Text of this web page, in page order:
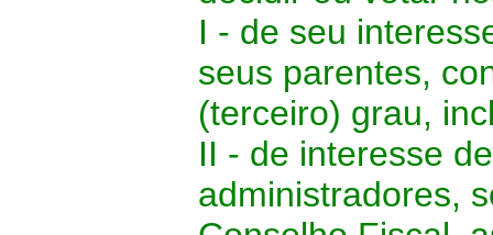
I - de seu
seus parentes,
(terceiro) grau,
II - de interesse
administradores,